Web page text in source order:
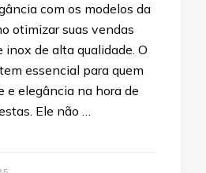
com os modelos da
otimizar suas vendas
inox de alta qualidade. O
essencial para quem
e elegância na hora de
Ele não …